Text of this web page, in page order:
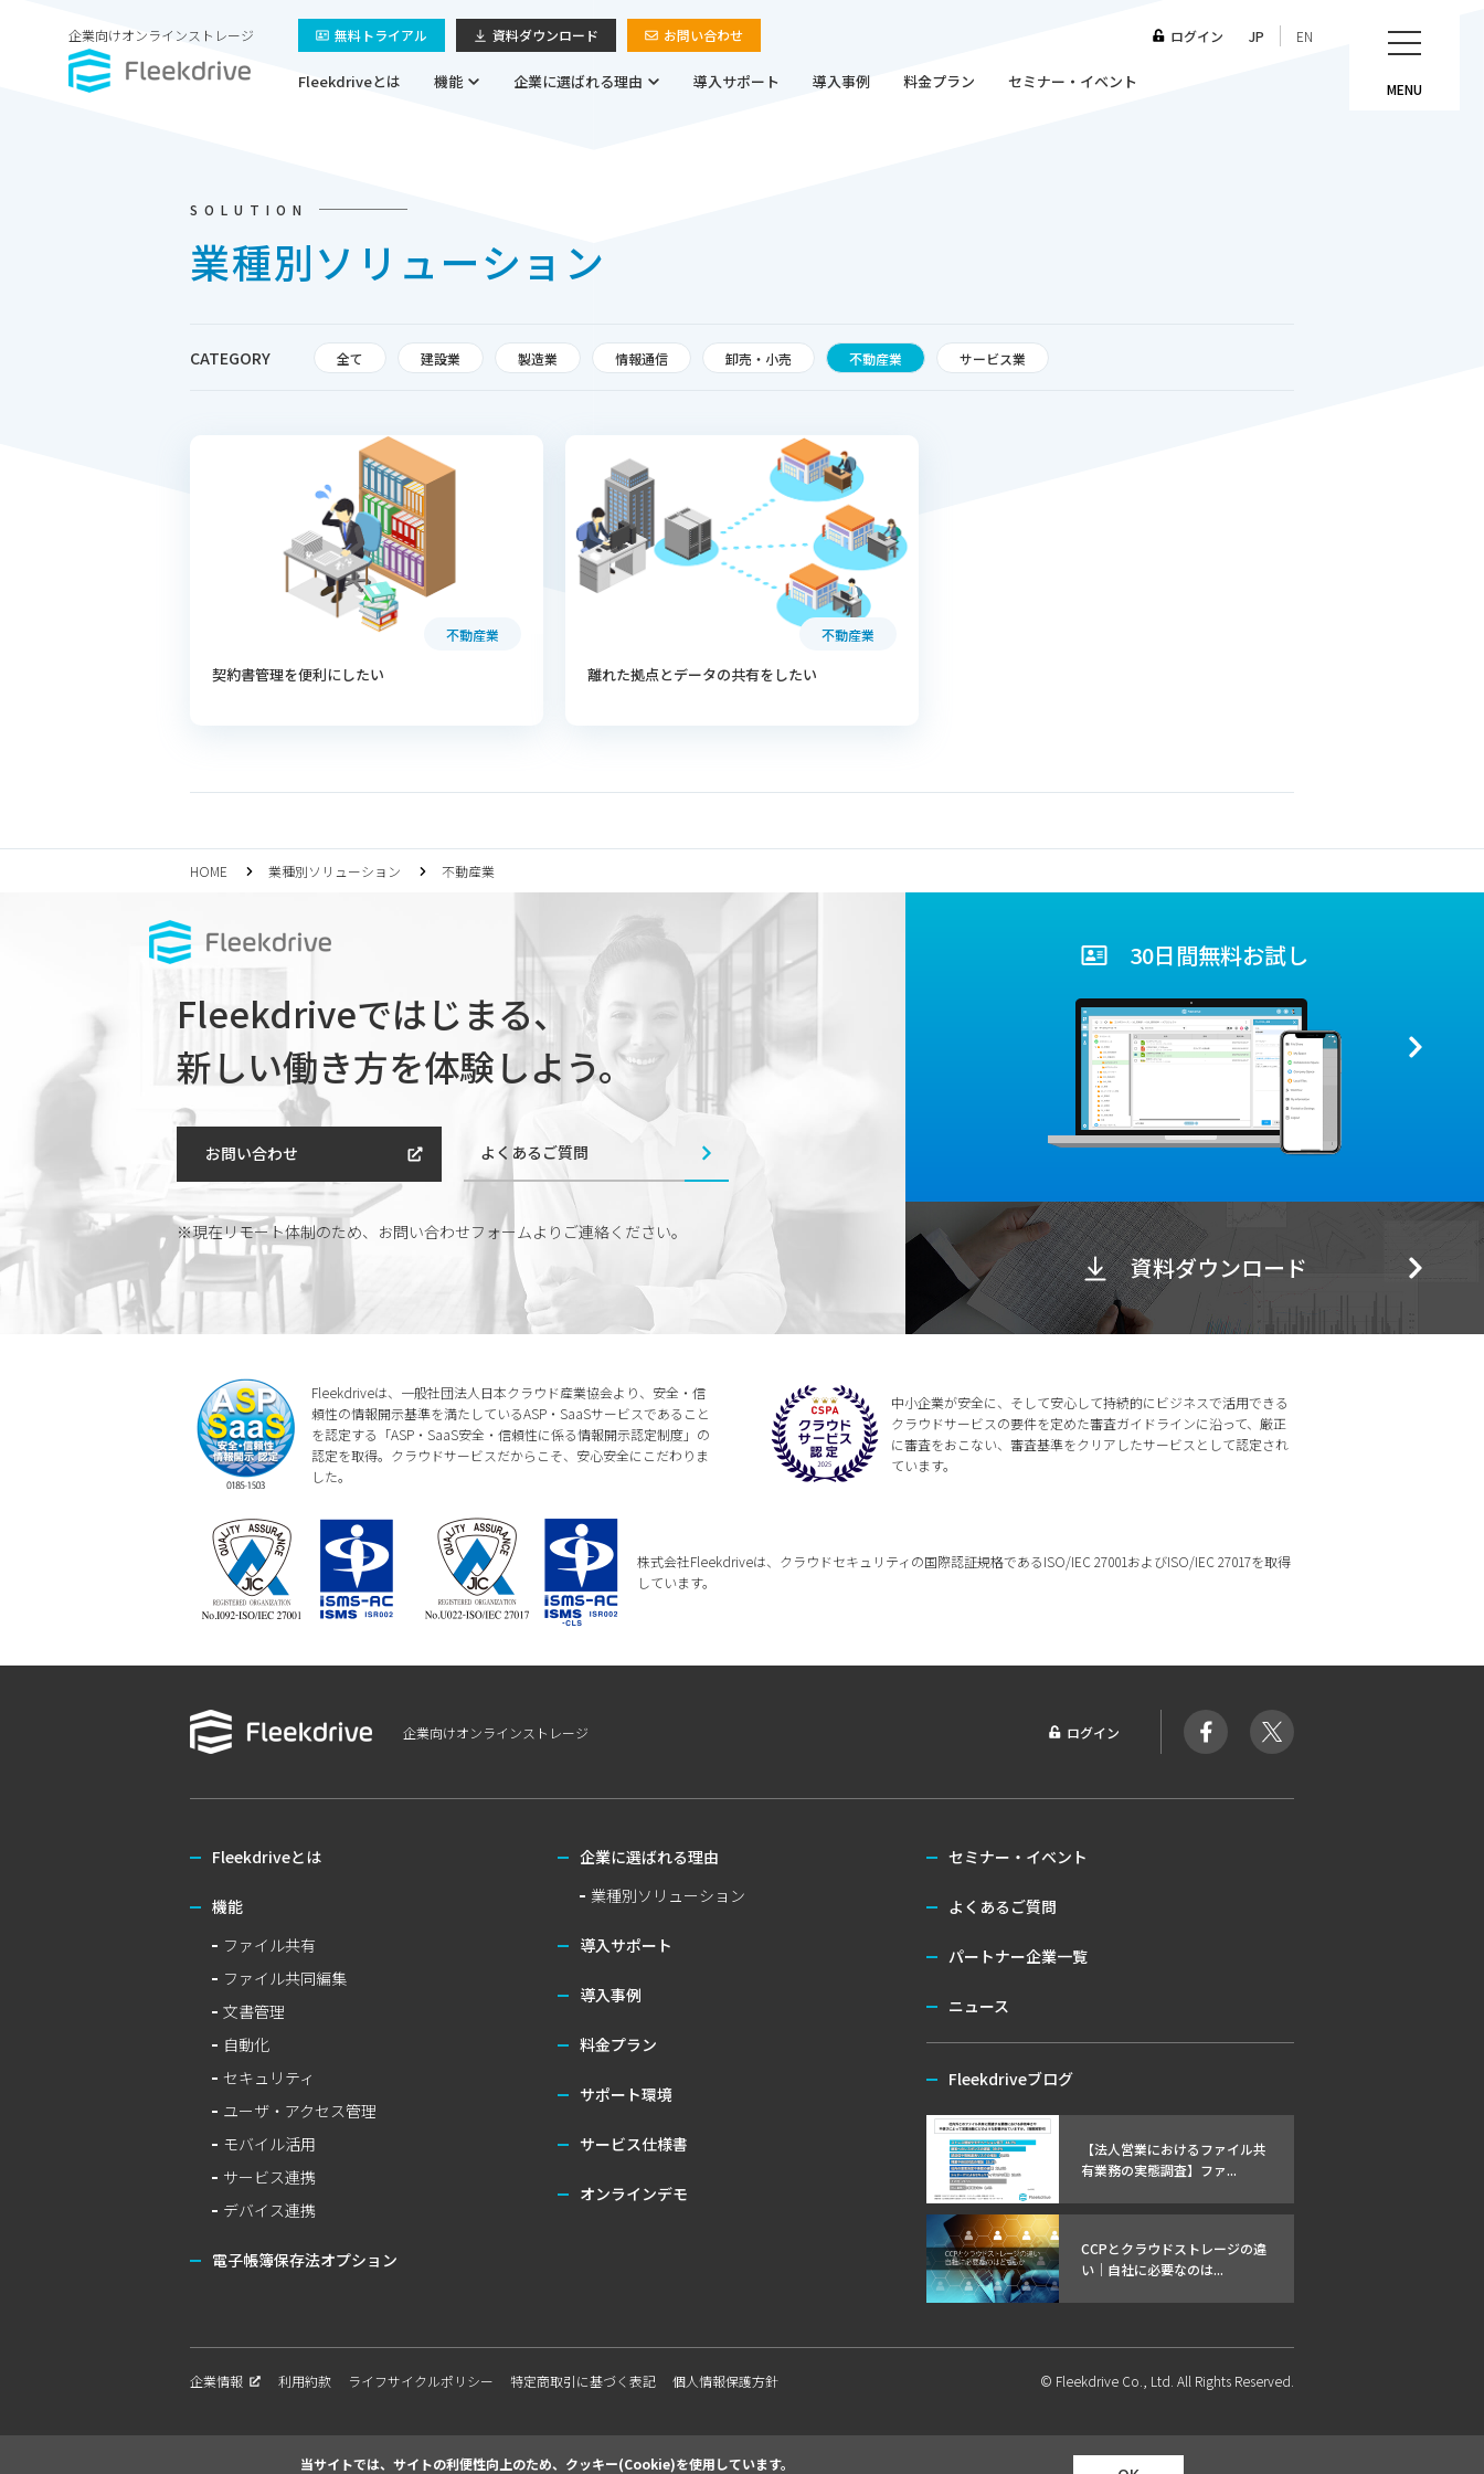
企業向けオンラインストレージ
MENU
ログイン
無料トライアル 資料ダウンロード お問い合わせ JP EN
Fleekdriveとは 機能 企業に選ばれる理由 導入サポート 導入事例 料金プラン セミナー・イベント
SOLUTION
業種別ソリューション
CATEGORY 全て 建設業 製造業 情報通信 卸売・小売 不動産業 サービス業
不動産業
契約書管理を便利にしたい
不動産業
離れた拠点とデータの共有をしたい
HOME 業種別ソリューション 不動産業
Fleekdriveではじまる、
新しい働き方を体験しよう。
お問い合わせ よくあるご質問
※現在リモート体制のため、 お問い合わせフォームよりご連絡ください。
30日間無料お試し
資料ダウンロード
Fleekdriveは、一般社団法人日本クラウド産業協会より、安全・信
頼性の情報開示基準を満たしているASP・SaaSサービスであること
を認定する「ASP・SaaS安全・信頼性に係る情報開示認定制度」の
認定を取得。クラウドサービスだからこそ、安心安全にこだわりま
した。
中小企業が安全に、そして安心して持続的にビジネスで活用できる
クラウドサービスの要件を定めた審査ガイドラインに沿って、厳正
に審査をおこない、審査基準をクリアしたサービスとして認定され
ています。
株式会社Fleekdriveは、クラウドセキュリティの国際認証規格であるISO/IEC 27001およびISO/IEC 27017を取得
しています。
企業向けオンラインストレージ ログイン
Fleekdriveとは
機能
ファイル共有
ファイル共同編集
文書管理
自動化
セキュリティ
ユーザ・アクセス管理
モバイル活用
サービス連携
デバイス連携
電子帳簿保存法オプション
企業に選ばれる理由
業種別ソリューション
導入サポート
導入事例
料金プラン
サポート環境
サービス仕様書
オンラインデモ
セミナー・イベント
よくあるご質問
パートナー企業一覧
ニュース
Fleekdriveブログ
【法人営業におけるファイル共
有業務の実態調査】ファ...
CCPとクラウドストレージの違
い｜自社に必要なのは...
企業情報 利用約款 ライフサイクルポリシー 特定商取引に基づく表記 個人情報保護方針 © Fleekdrive Co., Ltd. All Rights Reserved.
当サイトでは、サイトの利便性向上のため、クッキー(Cookie)を使用しています。